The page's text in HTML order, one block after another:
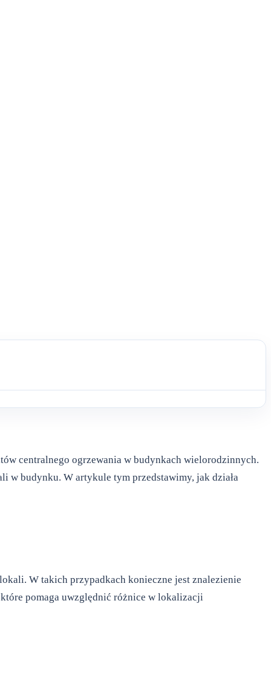
centralnego ogrzewania w budynkach wielorodzinnych.
w budynku. W artykule tym przedstawimy, jak działa
W takich przypadkach konieczne jest znalezienie
pomaga uwzględnić różnice w lokalizacji